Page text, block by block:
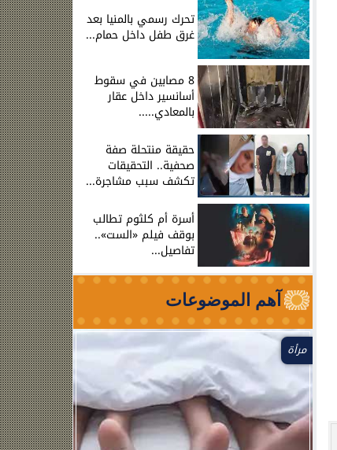
تحرك رسمي بالمنيا بعد
غرق طفل داخل حمام...
8 مصابين في سقوط
أسانسير داخل عقار
بالمعادي.....
حقيقة منتحلة صفة
صحفية.. التحقيقات
تكشف سبب مشاجرة...
أسرة أم كلثوم تطالب
بوقف فيلم «الست»..
تفاصيل...
آهم الموضوعات
مرأة